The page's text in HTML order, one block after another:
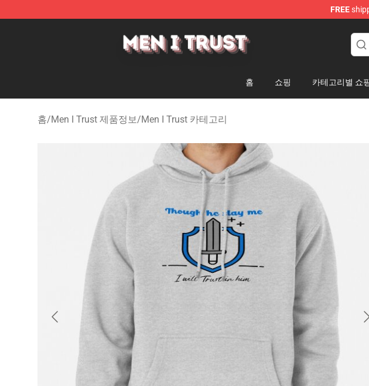
FREE
홈 쇼핑 카테고리별 쇼
홈/Men I Trust 제품정보/Men I Trust 카테고리